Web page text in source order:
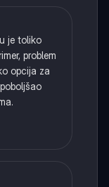
je toliko
problem
opcija za